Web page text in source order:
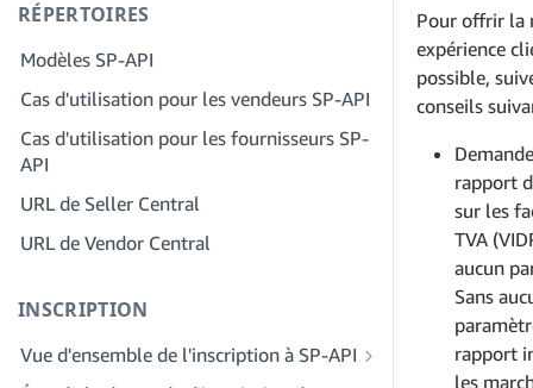
Étape 6 : Configurez le workflow
production
Étape 8 : Appelez le SP-API en
production
Étape 9 : Testez votre application
Étape 10 : Répertoriez votre application
de votre entreprise
Étape 5 : Demander des rôles Seller
Central
Étape 6 : Invitez des employés à
rejoindre votre compte
Étape 7 : Entrez en contact avec les
RÉPERTOIRES
Modèles SP-API
Cas d'utilisation pour les vendeurs SP-API
Cas d'utilisation pour les fournisseurs SP-
API
URL de Seller Central
URL de Vendor Central
INSCRIPTION
Vue d'ensemble de l'inscription à SP-API
Pour offrir la
expérience
possible,
conseils
rapport
sur les
TVA
aucun
Sans
rapport
les